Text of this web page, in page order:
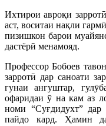
Ихтирои авроқи
аст, воситаи нақли
пизишкон барои
дастёрӣ менамояд.
Профессор Бобоев
зарротӣ дар саноати
гунаи ангуштар,
офаридаи ӯ на кам аз
номи “Суғдидухт”
пайдо кард. Ҳамин